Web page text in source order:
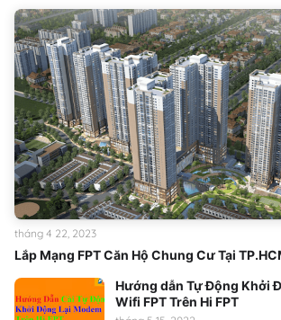
Lắp Mạng FPT Căn Hộ Chung Cư Tại
tháng 4 22, 2023
Hướng dẫn Tự Động Khởi
Wifi FPT Trên Hi FPT